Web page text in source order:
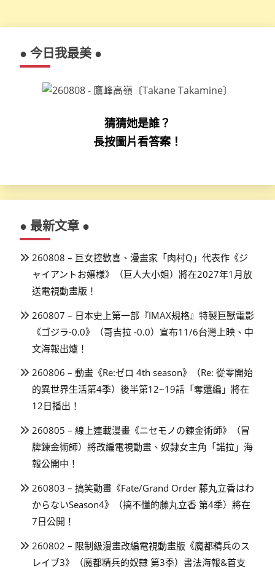
● 今日我最美 ●
猜猜她是誰？
長按圖片看答案！
● 最新文章 ●
260808 – 巨女控歡喜、漫畫家「肉村Q」代表作《ジ
ャイアントお嬢様》（巨人大小姐）將在2027年1月放
送電視動畫版！
260807 – 日本史上第一部『IMAX規格』特製巨獸電影
《ゴジラ-0.0》（哥吉拉 -0.0）宣布11/6台灣上映、中
文海報出爐！
260806 – 動畫《Re:ゼロ 4th season》（Re: 從零開始
的異世界生活第4季）後半第12~19話「奪還編」將在
12日播出！
260805 – 線上連載漫畫《ニセモノの錬金術師》（冒
牌鍊金術師）將改編電視動畫、奴隸女主角「諾拉」海
報公開中！
260803 – 搞笑動畫《Fate/Grand Order 藤丸立香はわ
からないSeason4》（搞不懂的藤丸立香 第4季）將在
7日公開！
260802 – 限制級漫畫改編電視動畫版《魔都精兵のス
レイブ3》（魔都精兵的奴隸 第3季）書法海報&首支